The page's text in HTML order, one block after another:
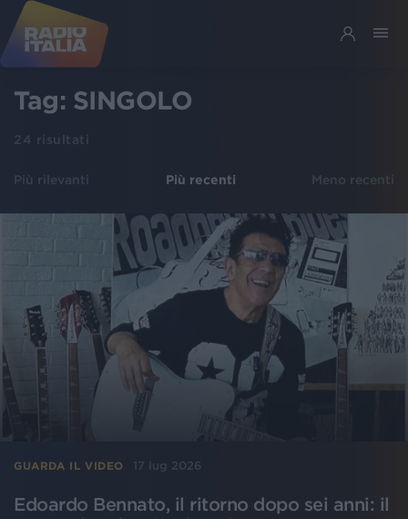
Tag: SINGOLO
24 risultati
Più rilevanti Più recenti Meno recenti
GUARDA IL VIDEO 17 lug 2026
Edoardo Bennato, il ritorno dopo sei anni: il